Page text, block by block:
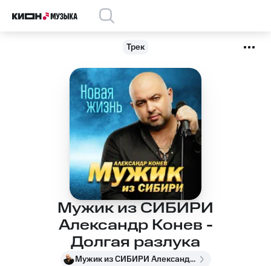
Трек
Мужик из СИБИРИ
Александр Конев -
Долгая разлука
Мужик из СИБИРИ Александр Конев